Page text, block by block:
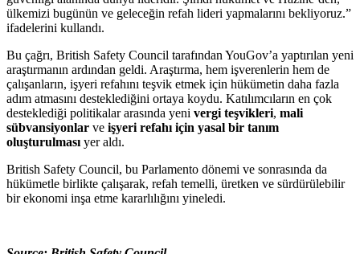
ülkemizi bugünün ve geleceğin refah lideri yapmalarını bekliyoruz.”
ifadelerini kullandı.
Bu çağrı, British Safety Council tarafından YouGov’a yaptırılan yeni
araştırmanın ardından geldi. Araştırma, hem işverenlerin hem de
çalışanların, işyeri refahını teşvik etmek için hükümetin daha fazla
adım atmasını desteklediğini ortaya koydu. Katılımcıların en çok
desteklediği politikalar arasında yeni vergi teşvikleri, mali
sübvansiyonlar ve işyeri refahı için yasal bir tanım
oluşturulması yer aldı.
British Safety Council, bu Parlamento dönemi ve sonrasında da
hükümetle birlikte çalışarak, refah temelli, üretken ve sürdürülebilir
bir ekonomi inşa etme kararlılığını yineledi.